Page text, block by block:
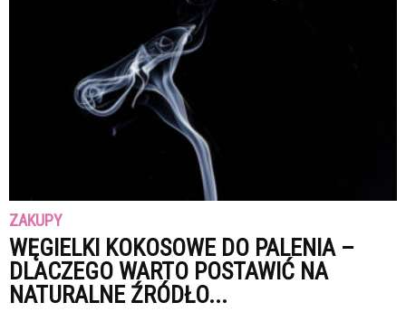
ZAKUPY
WĘGIELKI KOKOSOWE DO PALENIA –
DLACZEGO WARTO POSTAWIĆ NA
NATURALNE ŹRÓDŁO...